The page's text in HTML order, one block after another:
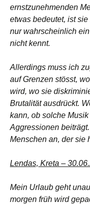
ernstzunehmenden
etwas bedeutet, ist
nur wahrscheinlich
nicht kennt.
Allerdings muss ich
auf Grenzen stösst,
wird, wo sie
Brutalität ausdrückt.
kann, ob solche
Aggressionen
Menschen an, der sie
Lendas, Kreta –
Mein Urlaub geht
morgen früh wird